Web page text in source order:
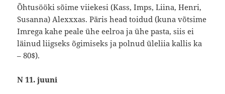
Õhtusööki sõime viiekesi (Kass, Imps, Liina, Henri,
Susanna) Alexxxas. Päris head toidud (kuna võtsime
Imrega kahe peale ühe eelroa ja ühe pasta, siis ei
läinud liigseks õgimiseks ja polnud üleliia kallis ka
– 80$).
N 11. juuni